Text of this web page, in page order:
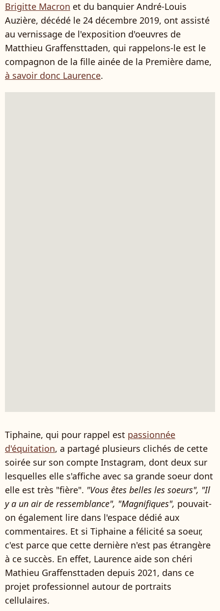
Brigitte Macron et du banquier André-Louis
Auzière, décédé le 24 décembre 2019, ont assisté
au vernissage de l'exposition d'oeuvres de
Matthieu Graffensttaden, qui rappelons-le est le
compagnon de la fille ainée de la Première dame,
à savoir donc Laurence.
Tiphaine, qui pour rappel est passionnée
d'équitation, a partagé plusieurs clichés de cette
soirée sur son compte Instagram, dont deux sur
lesquelles elle s'affiche avec sa grande soeur dont
elle est très "fière". "Vous êtes belles les soeurs", "Il
y a un air de ressemblance", "Magnifiques", pouvait-
on également lire dans l'espace dédié aux
commentaires. Et si Tiphaine a félicité sa soeur,
c'est parce que cette dernière n'est pas étrangère
à ce succès. En effet, Laurence aide son chéri
Mathieu Graffensttaden depuis 2021, dans ce
projet professionnel autour de portraits
cellulaires.